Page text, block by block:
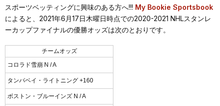
スポーツベッティングに興味のある方へ!!! My Bookie Sportsbook
によると、2021年6月17日木曜日時点での2020-2021 NHLスタンレ
ーカップファイナルの優勝オッズは次のとおりです。
チームオッズ
コロラド雪崩 N / A
タンパベイ・ライトニング +160
ボストン・ブルーインズ N / A